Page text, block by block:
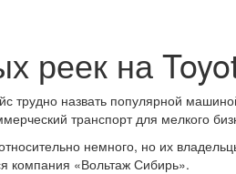
реек на
трудно назвать популярной
транспорт для мелкого
немного, но их
компания «Вольтаж Сибирь».